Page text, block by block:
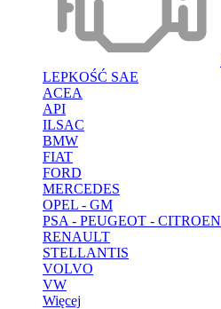
LEPKOŚĆ SAE
ACEA
API
ILSAC
BMW
FIAT
FORD
MERCEDES
OPEL - GM
PSA - PEUGEOT - CITROEN
RENAULT
STELLANTIS
VOLVO
VW
Więcej